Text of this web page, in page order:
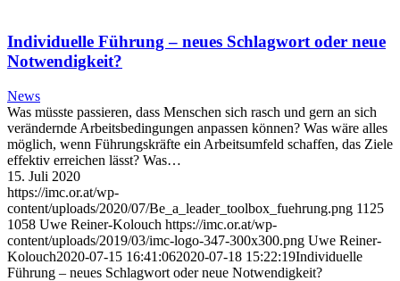
Individuelle Führung – neues Schlagwort oder neue
Notwendigkeit?
News
Was müsste passieren, dass Menschen sich rasch und gern an sich
verändernde Arbeitsbedingungen anpassen können? Was wäre alles
möglich, wenn Führungskräfte ein Arbeitsumfeld schaffen, das Ziele
effektiv erreichen lässt? Was…
15. Juli 2020
https://imc.or.at/wp-
content/uploads/2020/07/Be_a_leader_toolbox_fuehrung.png 1125
1058 Uwe Reiner-Kolouch https://imc.or.at/wp-
content/uploads/2019/03/imc-logo-347-300x300.png Uwe Reiner-
Kolouch2020-07-15 16:41:062020-07-18 15:22:19Individuelle
Führung – neues Schlagwort oder neue Notwendigkeit?